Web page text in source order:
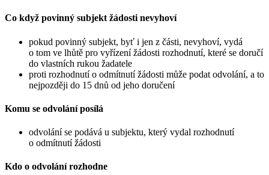
Co když povinný subjekt žádosti nevyhoví
pokud povinný subjekt, byť i jen z části, nevyhoví, vydá
o tom ve lhůtě pro vyřízení žádosti rozhodnutí, které se doručí
do vlastních rukou žadatele
proti rozhodnutí o odmítnutí žádosti může podat odvolání, a to
nejpozději do 15 dnů od jeho doručení
Komu se odvolání posílá
odvolání se podává u subjektu, který vydal rozhodnutí
o odmítnutí žádosti
Kdo o odvolání rozhodne